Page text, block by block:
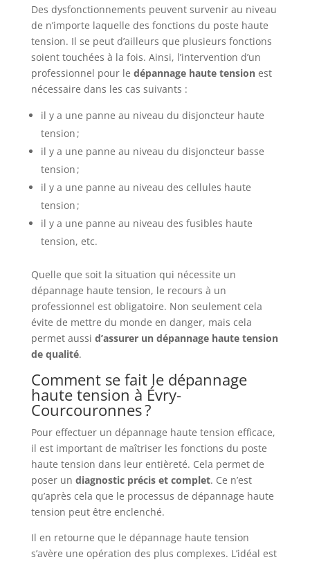
Des dysfonctionnements peuvent survenir au niveau
de n’importe laquelle des fonctions du poste haute
tension. Il se peut d’ailleurs que plusieurs fonctions
soient touchées à la fois. Ainsi, l’intervention d’un
professionnel pour le dépannage haute tensionest
nécessaire dans les cas suivants :
il y a une panne au niveau du disjoncteur haute
tension ;
il y a une panne au niveau du disjoncteur basse
tension ;
il y a une panne au niveau des cellules haute
tension ;
il y a une panne au niveau des fusibles haute
tension, etc.
Quelle que soit la situation qui nécessite un
dépannage haute tension, le recours à un
professionnel est obligatoire. Non seulement cela
évite de mettre du monde en danger, mais cela
permet aussi d’assurer un dépannage haute tension
de qualité.
Comment se fait le dépannage
haute tension à Évry-
Courcouronnes ?
Pour effectuer un dépannage haute tension efficace,
il est important de maîtriser les fonctions du poste
haute tension dans leur entièreté. Cela permet de
poser un diagnostic précis et complet. Ce n’est
qu’après cela que le processus de dépannage haute
tension peut être enclenché.
Il en retourne que le dépannage haute tension
s’avère une opération des plus complexes. L’idéal est